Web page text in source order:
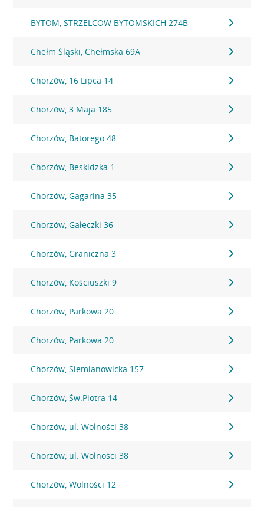
BYTOM, STRZELCOW BYTOMSKICH 274B
Chełm Śląski, Chełmska 69A
Chorzów, 16 Lipca 14
Chorzów, 3 Maja 185
Chorzów, Batorego 48
Chorzów, Beskidzka 1
Chorzów, Gagarina 35
Chorzów, Gałeczki 36
Chorzów, Graniczna 3
Chorzów, Kościuszki 9
Chorzów, Parkowa 20
Chorzów, Parkowa 20
Chorzów, Siemianowicka 157
Chorzów, Św.Piotra 14
Chorzów, ul. Wolności 38
Chorzów, ul. Wolności 38
Chorzów, Wolności 12